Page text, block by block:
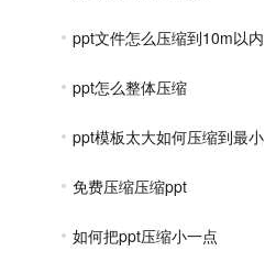
ppt文件怎么压缩到10m以内
ppt怎么整体压缩
ppt模板太大如何压缩到最小
免费压缩压缩ppt
如何把ppt压缩小一点